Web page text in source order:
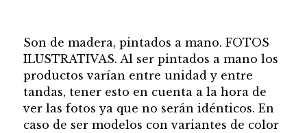
Son de madera, pintados a mano. FOTOS
ILUSTRATIVAS. Al ser pintados a mano los
productos varían entre unidad y entre
tandas, tener esto en cuenta a la hora de
ver las fotos ya que no serán idénticos. En
caso de ser modelos con variantes de color